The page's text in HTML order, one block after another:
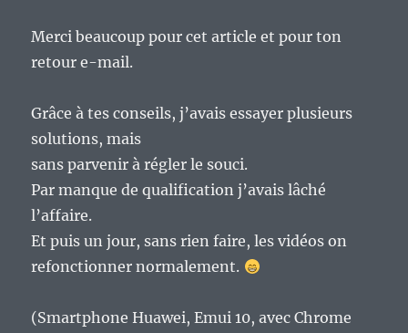
Merci beaucoup pour cet article et pour ton
retour e-mail.
Grâce à tes conseils, j’avais essayer plusieurs
solutions, mais
sans parvenir à régler le souci.
Par manque de qualification j’avais lâché
l’affaire.
Et puis un jour, sans rien faire, les vidéos on
refonctionner normalement.
(Smartphone Huawei, Emui 10, avec Chrome